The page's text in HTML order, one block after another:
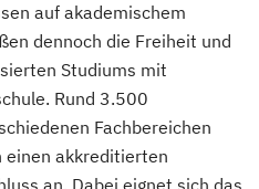
auf akademischem
dennoch die Freiheit und
Studiums mit
Rund 3.500
Fachbereichen
einen akkreditierten